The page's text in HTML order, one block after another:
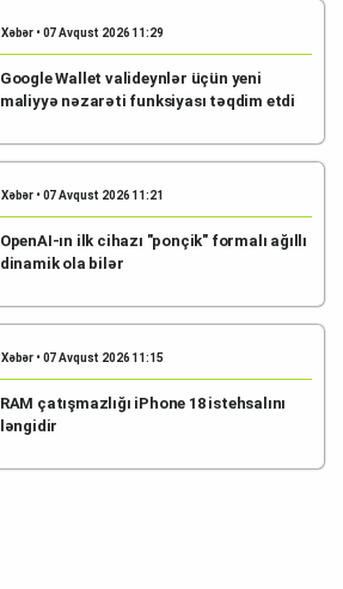
Xəbər • 07 Avqust 2026 11:29
Google Wallet valideynlər üçün yeni
maliyyə nəzarəti funksiyası təqdim etdi
Xəbər • 07 Avqust 2026 11:21
OpenAI-ın ilk cihazı "ponçik" formalı ağıllı
dinamik ola bilər
Xəbər • 07 Avqust 2026 11:15
RAM çatışmazlığı iPhone 18 istehsalını
ləngidir